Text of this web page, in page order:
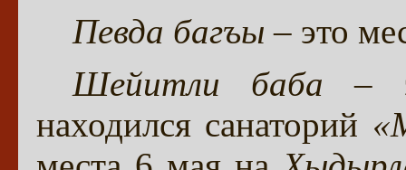
Певда багъы – это
Шейитли баба –
находился санаторий